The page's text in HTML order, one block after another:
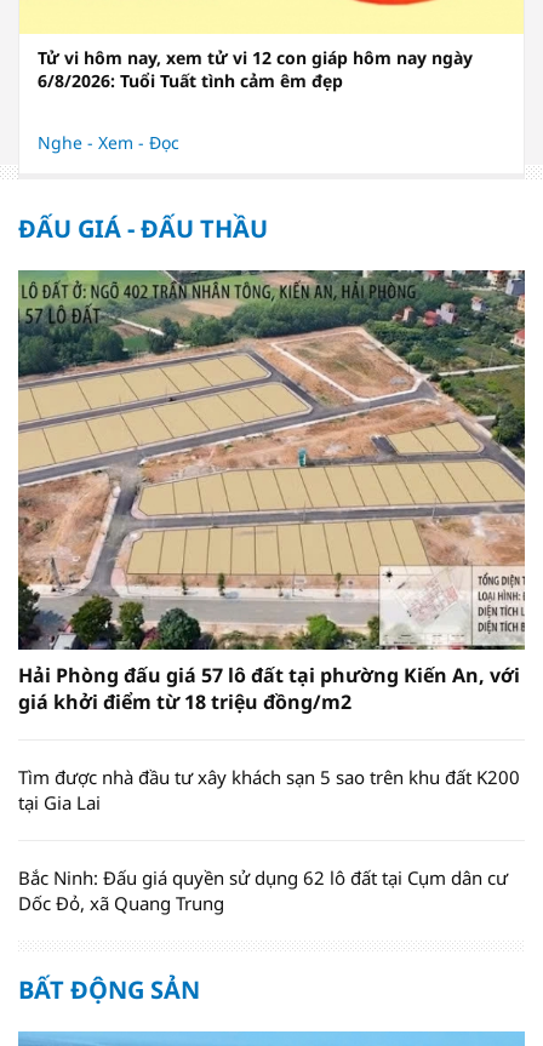
Tử vi hôm nay, xem tử vi 12 con giáp hôm nay ngày
6/8/2026: Tuổi Tuất tình cảm êm đẹp
Nghe - Xem - Đọc
ĐẤU GIÁ - ĐẤU THẦU
Hải Phòng đấu giá 57 lô đất tại phường Kiến An, với
giá khởi điểm từ 18 triệu đồng/m2
Tìm được nhà đầu tư xây khách sạn 5 sao trên khu đất K200
tại Gia Lai
Bắc Ninh: Đấu giá quyền sử dụng 62 lô đất tại Cụm dân cư
Dốc Đỏ, xã Quang Trung
BẤT ĐỘNG SẢN